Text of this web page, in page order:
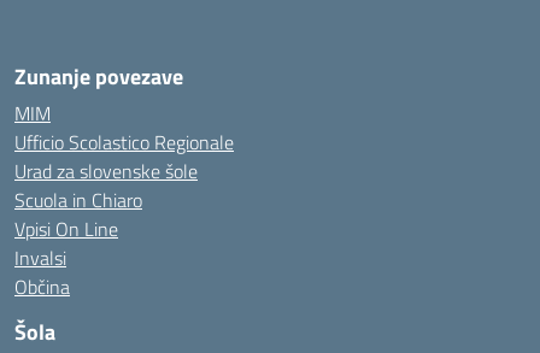
Zunanje povezave
MIM
Ufficio Scolastico Regionale
Urad za slovenske šole
Scuola in Chiaro
Vpisi On Line
Invalsi
Občina
Šola